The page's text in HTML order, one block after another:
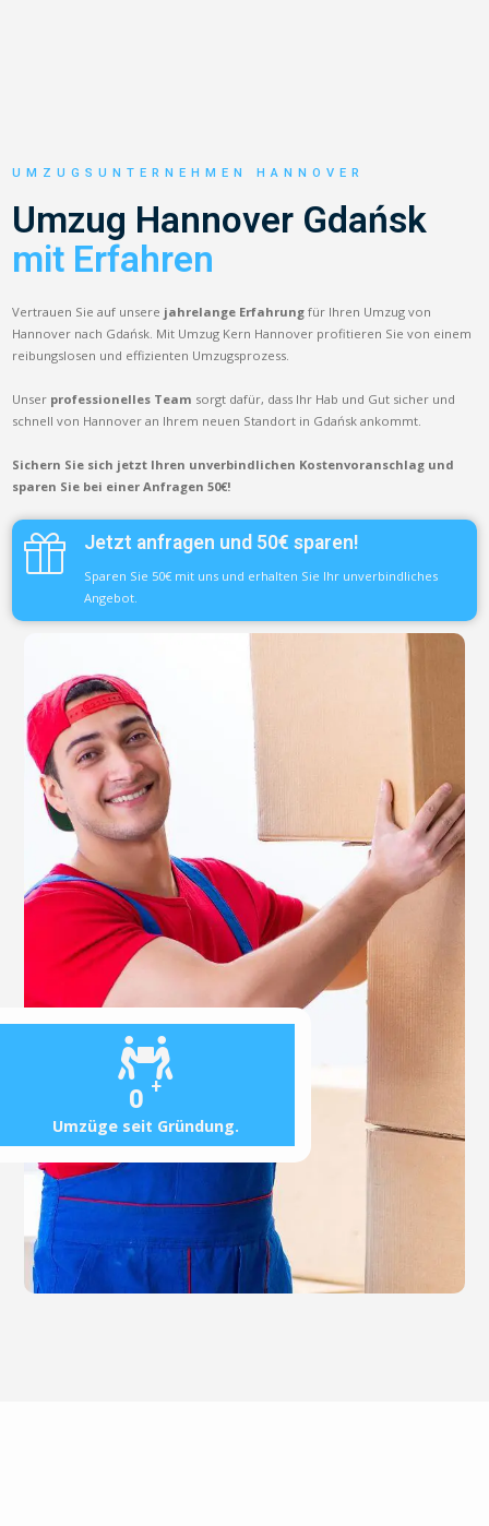
0 +
Umzüge seit Gründung.
UMZUGSUNTERNEHMEN HANNOVER
Umzug Hannover Gdańsk
mit Erfahren
Vertrauen Sie auf unsere jahrelange Erfahrung für Ihren Umzug von
Hannover nach Gdańsk. Mit Umzug Kern Hannover profitieren Sie von einem
reibungslosen und effizienten Umzugsprozess.
Unser professionelles Team sorgt dafür, dass Ihr Hab und Gut sicher und
schnell von Hannover an Ihrem neuen Standort in Gdańsk ankommt.
Sichern Sie sich jetzt Ihren unverbindlichen Kostenvoranschlag und
sparen Sie bei einer Anfragen 50€!
Jetzt anfragen und 50€ sparen!
Sparen Sie 50€ mit uns und erhalten Sie Ihr unverbindliches
Angebot.